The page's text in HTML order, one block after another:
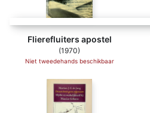
Flierefluiters apostel
(1970)
Niet tweedehands beschikbaar